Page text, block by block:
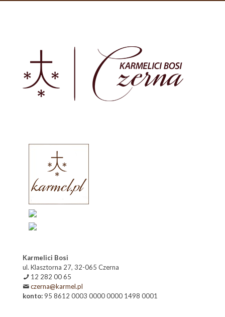
Karmelici Bosi
ul. Klasztorna 27, 32-065 Czerna
12 282 00 65
czerna@karmel.pl
konto: 95 8612 0003 0000 0000 1498 0001